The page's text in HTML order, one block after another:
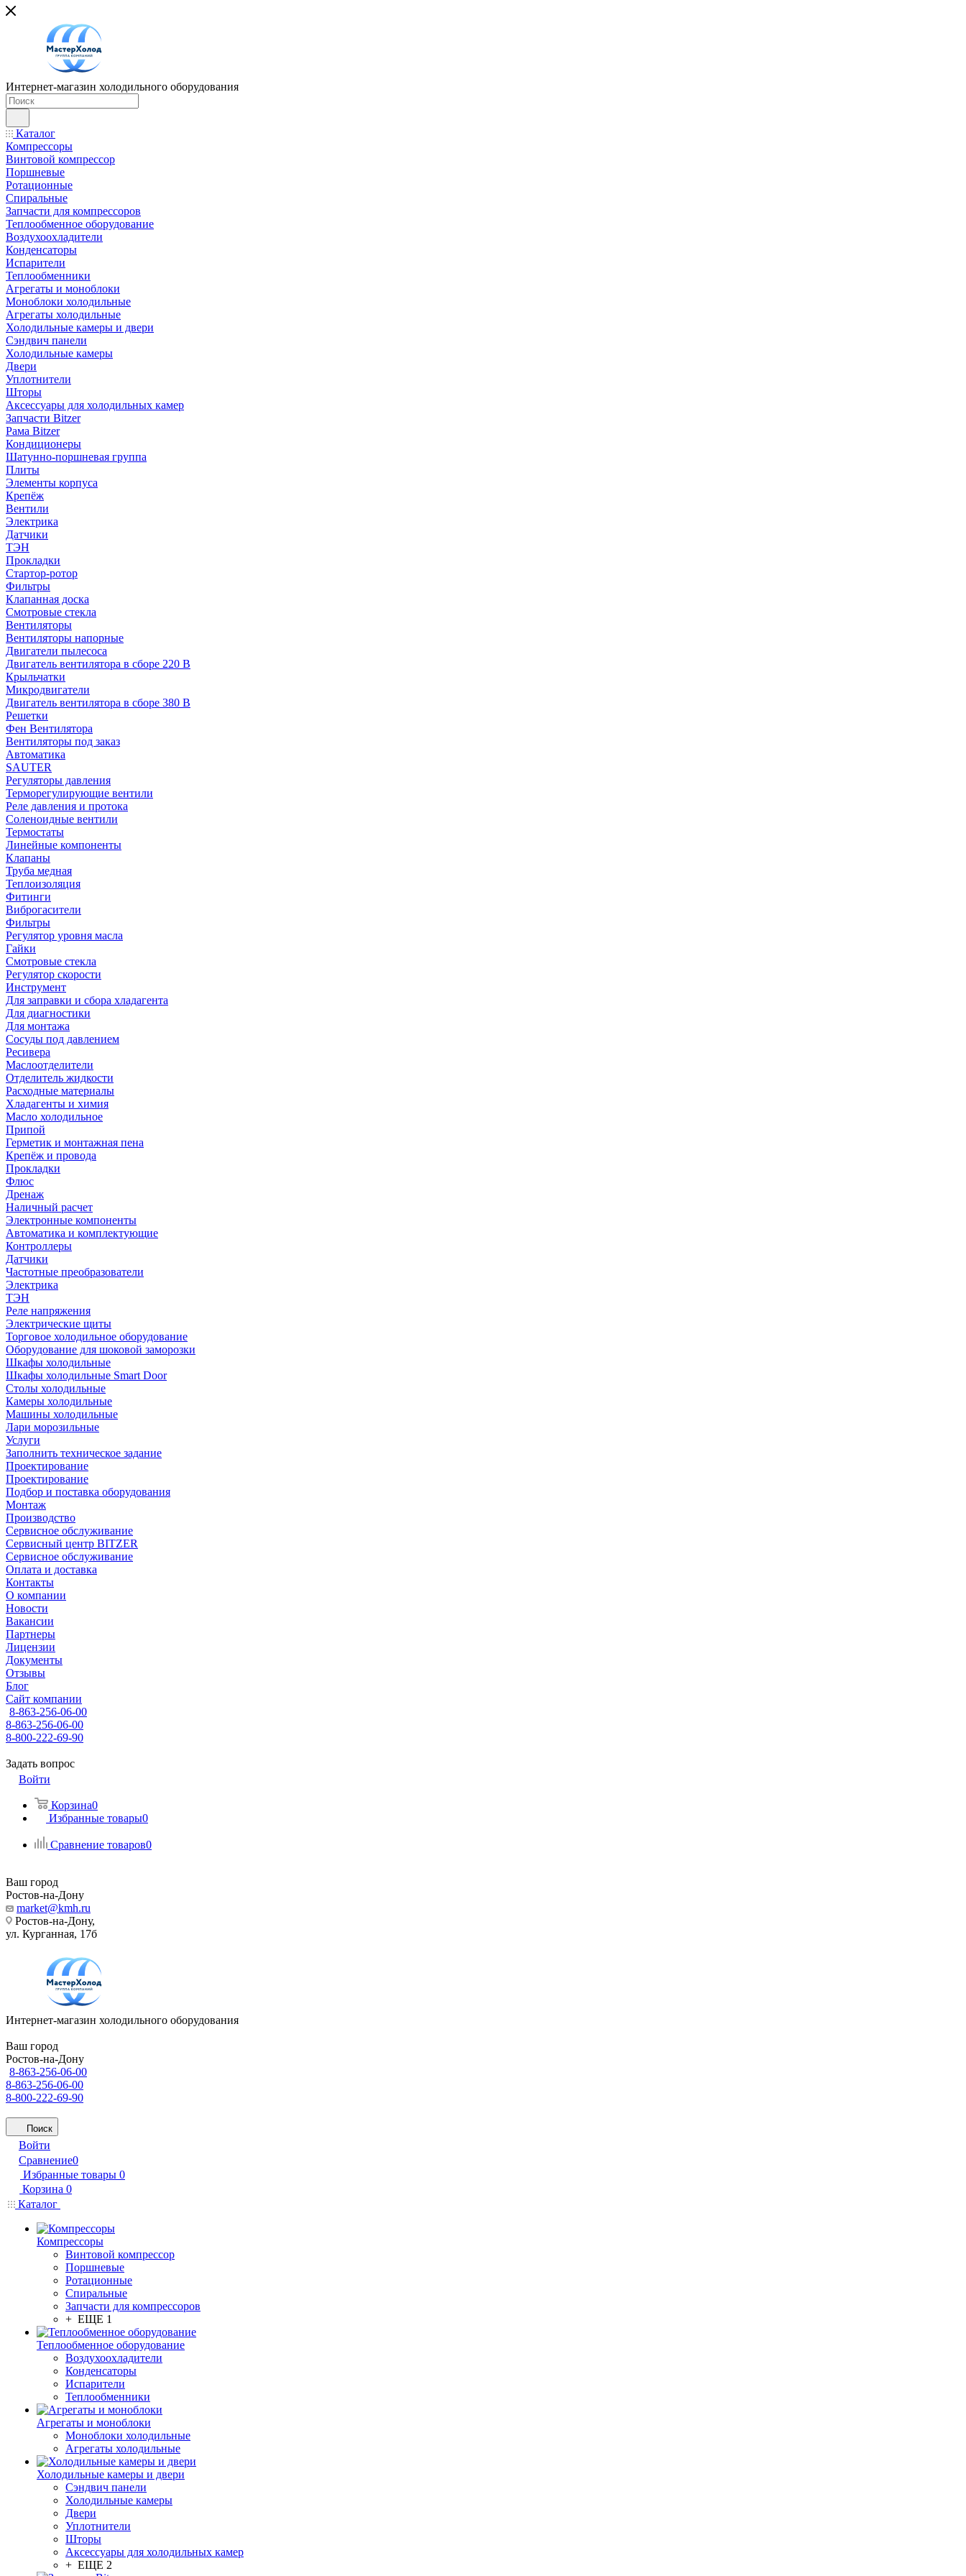
Интернет-магазин холодильного оборудования
Каталог
Компрессоры
Винтовой компрессор
Поршневые
Ротационные
Спиральные
Запчасти для компрессоров
Теплообменное оборудование
Воздухоохладители
Конденсаторы
Испарители
Теплообменники
Агрегаты и моноблоки
Моноблоки холодильные
Агрегаты холодильные
Холодильные камеры и двери
Сэндвич панели
Холодильные камеры
Двери
Уплотнители
Шторы
Аксессуары для холодильных камер
Запчасти Bitzer
Рама Bitzer
Кондиционеры
Шатунно-поршневая группа
Плиты
Элементы корпуса
Крепёж
Вентили
Электрика
Датчики
ТЭН
Прокладки
Стартор-ротор
Фильтры
Клапанная доска
Смотровые стекла
Вентиляторы
Вентиляторы напорные
Двигатели пылесоса
Двигатель вентилятора в сборе 220 В
Крыльчатки
Микродвигатели
Двигатель вентилятора в сборе 380 В
Решетки
Фен Вентилятора
Вентиляторы под заказ
Автоматика
SAUTER
Регуляторы давления
Терморегулирующие вентили
Реле давления и протока
Соленоидные вентили
Термостаты
Линейные компоненты
Клапаны
Труба медная
Теплоизоляция
Фитинги
Виброгасители
Фильтры
Регулятор уровня масла
Гайки
Смотровые стекла
Регулятор скорости
Инструмент
Для заправки и сбора хладагента
Для диагностики
Для монтажа
Сосуды под давлением
Ресивера
Маслоотделители
Отделитель жидкости
Расходные материалы
Хладагенты и химия
Масло холодильное
Припой
Герметик и монтажная пена
Крепёж и провода
Прокладки
Флюс
Дренаж
Наличный расчет
Электронные компоненты
Автоматика и комплектующие
Контроллеры
Датчики
Частотные преобразователи
Электрика
ТЭН
Реле напряжения
Электрические щиты
Торговое холодильное оборудование
Оборудование для шоковой заморозки
Шкафы холодильные
Шкафы холодильные Smart Door
Столы холодильные
Камеры холодильные
Машины холодильные
Лари морозильные
Услуги
Заполнить техническое задание
Проектирование
Проектирование
Подбор и поставка оборудования
Монтаж
Производство
Сервисное обслуживание
Сервисный центр BITZER
Сервисное обслуживание
Оплата и доставка
Контакты
О компании
Новости
Вакансии
Партнеры
Лицензии
Документы
Отзывы
Блог
Сайт компании
8-863-256-06-00
8-863-256-06-00
8-800-222-69-90
Задать вопрос
Войти
Корзина0
Избранные товары0
Сравнение товаров0
Ваш город
Ростов-на-Дону
market@kmh.ru
Ростов-на-Дону,
ул. Курганная, 17б
Интернет-магазин холодильного оборудования
Ваш город
Ростов-на-Дону
8-863-256-06-00
8-863-256-06-00
8-800-222-69-90
Поиск
Войти
Сравнение0
Избранные товары 0
Корзина 0
Каталог
Компрессоры
Винтовой компрессор
Поршневые
Ротационные
Спиральные
Запчасти для компрессоров
+ ЕЩЕ 1
Теплообменное оборудование
Воздухоохладители
Конденсаторы
Испарители
Теплообменники
Агрегаты и моноблоки
Моноблоки холодильные
Агрегаты холодильные
Холодильные камеры и двери
Сэндвич панели
Холодильные камеры
Двери
Уплотнители
Шторы
Аксессуары для холодильных камер
+ ЕЩЕ 2